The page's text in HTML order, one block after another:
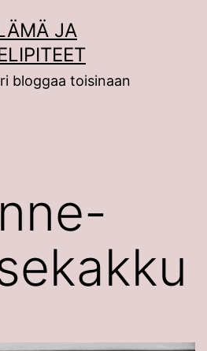
JA
bloggaa toisinaan